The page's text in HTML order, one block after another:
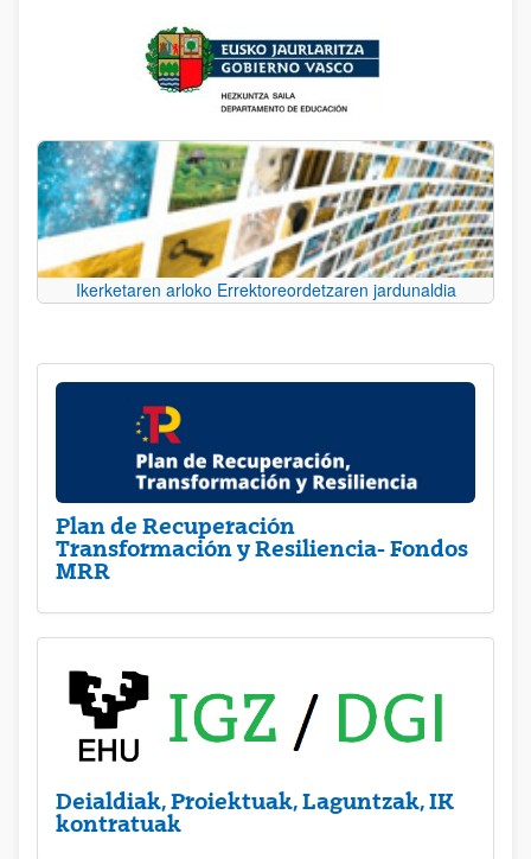
Ikerketaren arloko Errektoreordetzaren jardunaldia
Plan de Recuperación
Transformación y Resiliencia- Fondos
MRR
Deialdiak, Proiektuak, Laguntzak, IK
kontratuak